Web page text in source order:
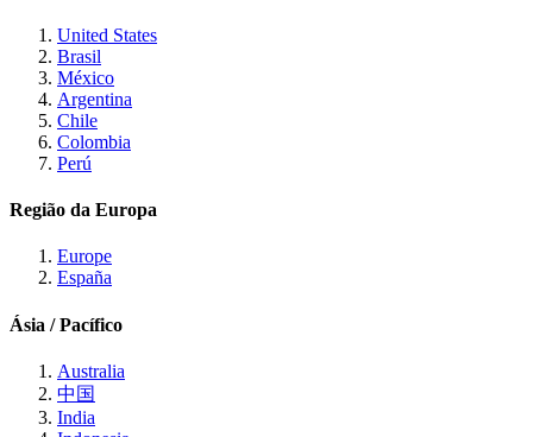
United States
Brasil
México
Argentina
Chile
Colombia
Perú
Região da Europa
Europe
España
Ásia / Pacífico
Australia
中国
India